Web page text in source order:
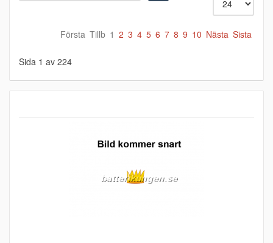
Första Tillb 1 2 3 4 5 6 7 8 9 10 Nästa Sista
Sida 1 av 224